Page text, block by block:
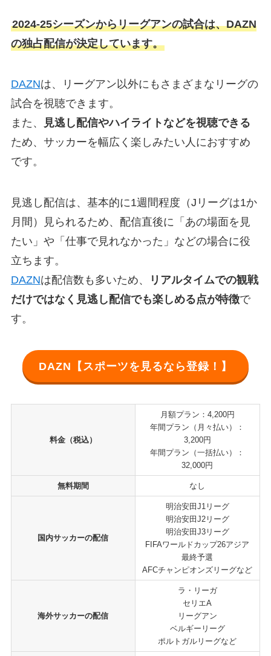
2024-25シーズンからリーグアンの試合は、DAZN
の独占配信が決定しています。
DAZNは、リーグアン以外にもさまざまなリーグの
試合を視聴できます。
また、
見逃し配信やハイライトなどを視聴できる
ため、サッカーを幅広く楽しみたい人におすすめ
です。
見逃し配信は、基本的に1週間程度（Jリーグは1か
月間）見られるため、配信直後に「あの場面を見
たい」や「仕事で見れなかった」などの場合に役
立ちます。
DAZNは配信数も多いため、
リアルタイムでの観戦
だけではなく見逃し配信でも楽しめる点が特徴で
す。
DAZN【スポーツを見るなら登録！】
料金（税込）
月額プラン：4,200円
年間プラン（月々払い）：
3,200円
年間プラン（一括払い）：
32,000円
無料期間 なし
国内サッカーの配信
明治安田J1リーグ
明治安田J2リーグ
明治安田J3リーグ
FIFAワールドカップ26アジア
最終予選
AFCチャンピオンズリーグなど
海外サッカーの配信
ラ・リーガ
セリエA
リーグアン
ベルギーリーグ
ポルトガルリーグなど